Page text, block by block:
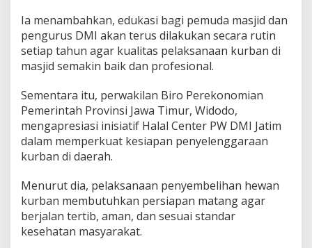
Ia menambahkan, edukasi bagi pemuda masjid dan
pengurus DMI akan terus dilakukan secara rutin
setiap tahun agar kualitas pelaksanaan kurban di
masjid semakin baik dan profesional.
Sementara itu, perwakilan Biro Perekonomian
Pemerintah Provinsi Jawa Timur, Widodo,
mengapresiasi inisiatif Halal Center PW DMI Jatim
dalam memperkuat kesiapan penyelenggaraan
kurban di daerah.
Menurut dia, pelaksanaan penyembelihan hewan
kurban membutuhkan persiapan matang agar
berjalan tertib, aman, dan sesuai standar
kesehatan masyarakat.